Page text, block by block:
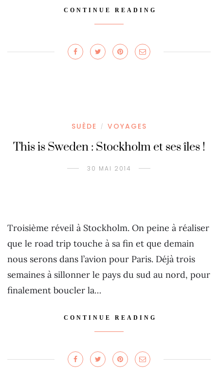
CONTINUE READING
SUÈDE / VOYAGES
This is Sweden : Stockholm et ses îles !
30 MAI 2014
Troisième réveil à Stockholm. On peine à réaliser
que le road trip touche à sa fin et que demain
nous serons dans l’avion pour Paris. Déjà trois
semaines à sillonner le pays du sud au nord, pour
finalement boucler la…
CONTINUE READING